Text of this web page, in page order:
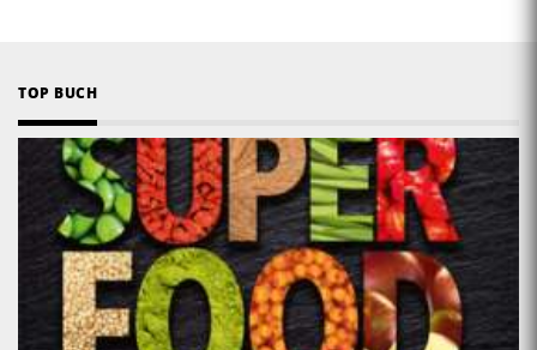
TOP BUCH